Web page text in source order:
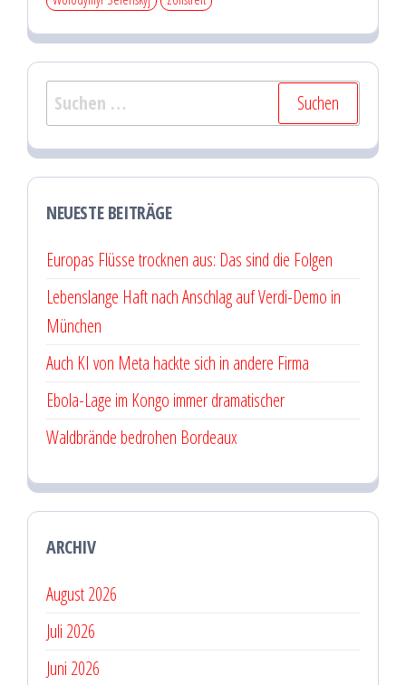
Suchen
nach:
NEUESTE BEITRÄGE
Europas Flüsse trocknen aus: Das sind die Folgen
Lebenslange Haft nach Anschlag auf Verdi-Demo in
München
Auch KI von Meta hackte sich in andere Firma
Ebola-Lage im Kongo immer dramatischer
Waldbrände bedrohen Bordeaux
ARCHIV
August 2026
Juli 2026
Juni 2026